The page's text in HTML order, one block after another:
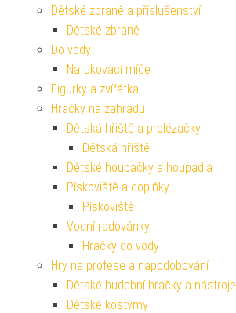
Dětské zbraně a příslušenství
Dětské zbraně
Do vody
Nafukovací míče
Figurky a zvířátka
Hračky na zahradu
Dětská hřiště a prolézačky
Dětská hřiště
Dětské houpačky a houpadla
Pískoviště a doplňky
Pískoviště
Vodní radovánky
Hračky do vody
Hry na profese a napodobování
Dětské hudební hračky a nástroje
Dětské kostýmy